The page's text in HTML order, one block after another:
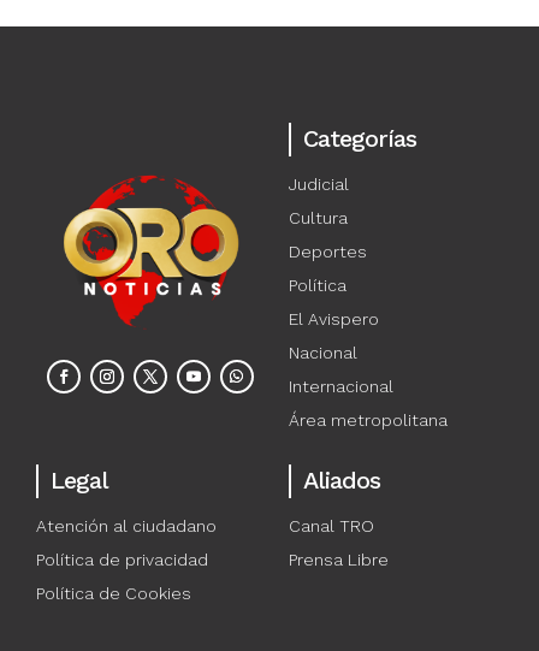
Categorías
Judicial
Cultura
Deportes
Política
El Avispero
Nacional
Internacional
Área metropolitana
Legal
Atención al ciudadano
Política de privacidad
Política de Cookies
Aliados
Canal TRO
Prensa Libre